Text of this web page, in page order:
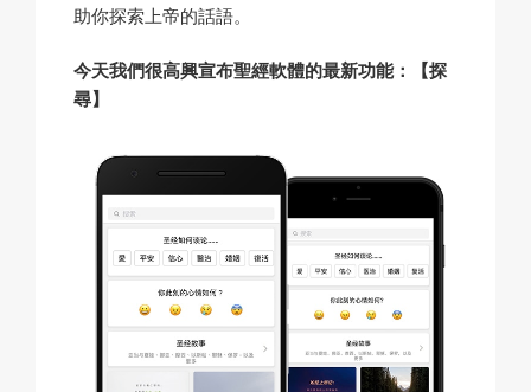
助你探索上帝的話語。
今天我們很高興宣布聖經軟體的最新功能：【探
尋】